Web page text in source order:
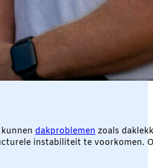
dakproblemen zoals
instabiliteit te voorkomen.